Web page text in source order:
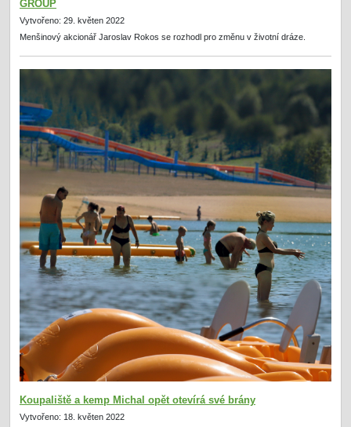
GROUP
Vytvořeno: 29. květen 2022
Menšinový akcionář Jaroslav Rokos se rozhodl pro změnu v životní dráze.
Koupaliště a kemp Michal opět otevírá své brány
Vytvořeno: 18. květen 2022